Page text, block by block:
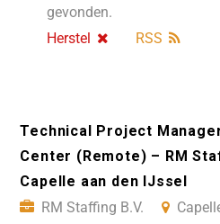
gevonden.
Herstel
RSS
Technical Project
Center (Remote) – RM
Capelle aan den IJssel
RM Staffing B.V.